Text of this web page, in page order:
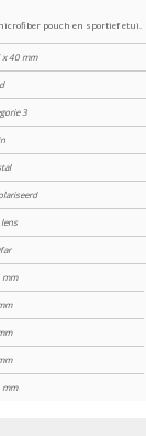
pouch en sportief etui.
x 40 mm
3
lens
mm
mm